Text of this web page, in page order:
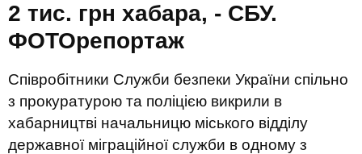
2 тис. грн хабара, - СБУ.
ФОТОрепортаж
Співробітники Служби безпеки України спільно
з прокуратурою та поліцією викрили в
хабарництві начальницю міського відділу
державної міграційної служби в одному з